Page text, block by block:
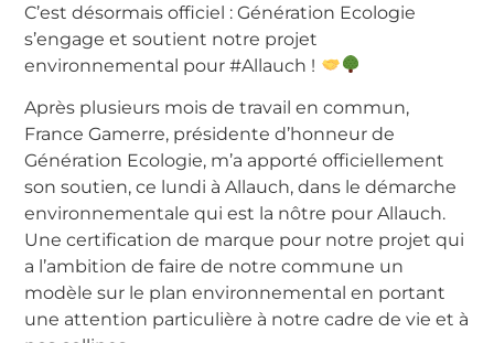
C’est désormais officiel : Génération Ecologie
s’engage et soutient notre projet
environnemental pour #Allauch !
Après plusieurs mois de travail en commun,
France Gamerre, présidente d’honneur de
Génération Ecologie, m’a apporté officiellement
son soutien, ce lundi à Allauch, dans le démarche
environnementale qui est la nôtre pour Allauch.
Une certification de marque pour notre projet qui
a l’ambition de faire de notre commune un
modèle sur le plan environnemental en portant
une attention particulière à notre cadre de vie et à